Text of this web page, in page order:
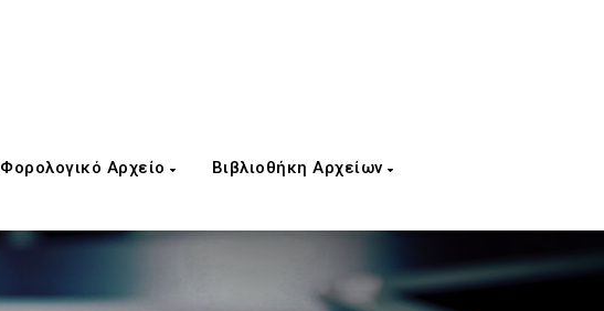
Φορολογικό Αρχείο Βιβλιοθήκη Αρχείων